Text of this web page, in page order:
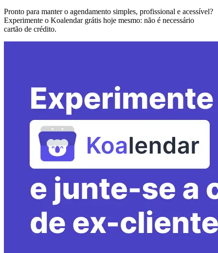
Pronto para manter o agendamento simples, profissional e acessível?
Experimente o Koalendar grátis hoje mesmo: não é necessário
cartão de crédito.